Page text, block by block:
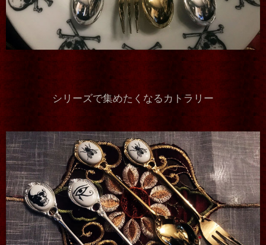
シリーズで集めたくなるカトラリー